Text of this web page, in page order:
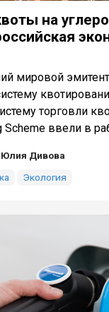
на
мировой
торговли
Scheme ввели в
Юлия Дивова
Экология